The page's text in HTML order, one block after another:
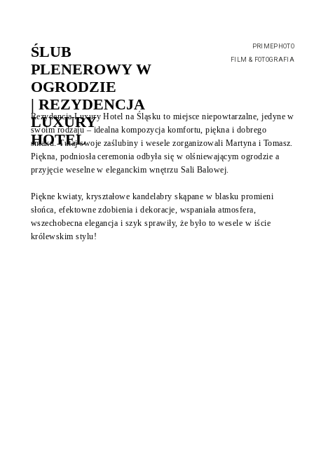
ŚLUB
PLENEROWY W
OGRODZIE
| REZYDENCJA
LUXURY
HOTEL
PRIMEPHOTO
FILM & FOTOGRAFIA
Rezydencja Luxury Hotel na Śląsku to miejsce niepowtarzalne, jedyne w
swoim rodzaju – idealna kompozycja komfortu, piękna i dobrego
smaku. Tutaj swoje zaślubiny i wesele zorganizowali Martyna i Tomasz.
Piękna, podniosła ceremonia odbyła się w olśniewającym ogrodzie a
przyjęcie weselne w eleganckim wnętrzu Sali Balowej.
Piękne kwiaty, kryształowe kandelabry skąpane w blasku promieni
słońca, efektowne zdobienia i dekoracje, wspaniała atmosfera,
wszechobecna elegancja i szyk sprawiły, że było to wesele w iście
królewskim stylu!